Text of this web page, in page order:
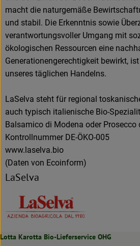
macht die naturgemäße
und stabil. Die Erkenntnis sowie
verantwortungsvoller Umgang mit
ökologischen Ressourcen eine
Generationengerechtigkeit bewirkt,
unseres täglichen Handelns.
LaSelva steht für regional
auch typisch italienische Bio-
Balsamico di Modena oder Prosecco
Kontrollnummer DE-ÖKO-005
www.laselva.bio
(Daten von Ecoinform)
LaSelva
Lotta Karotta Bio-Lieferservice OHG